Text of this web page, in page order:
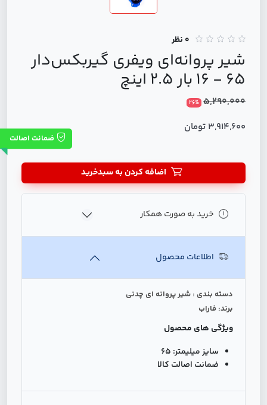
0 نظر
شير پروانه‌اي ويفري گيربكس‌دار
65 - 16 بار 2.5 اینچ
5,290,000
26%
3,914,600 تومان
ضمانت اصالت
اضافه کردن به سبدخرید
خرید به صورت همکار
اطلاعات محصول
دسته بندی : شیر پروانه ای چدنی
برند: فاراب
ویژگی های محصول
سایز میلیمتر: 65
ضمانت اصالت کالا